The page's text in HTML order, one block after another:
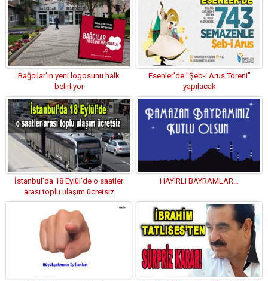
Bağcılar’ın yeni logosunu halk
belirliyor
Esenler’de ”Şeb-i Arus Töreni”
yapılacak
İstanbul’da 18 Eylül’de o saatler
arası toplu ulaşım ücretsiz
HAYIRLI BAYRAMLAR…